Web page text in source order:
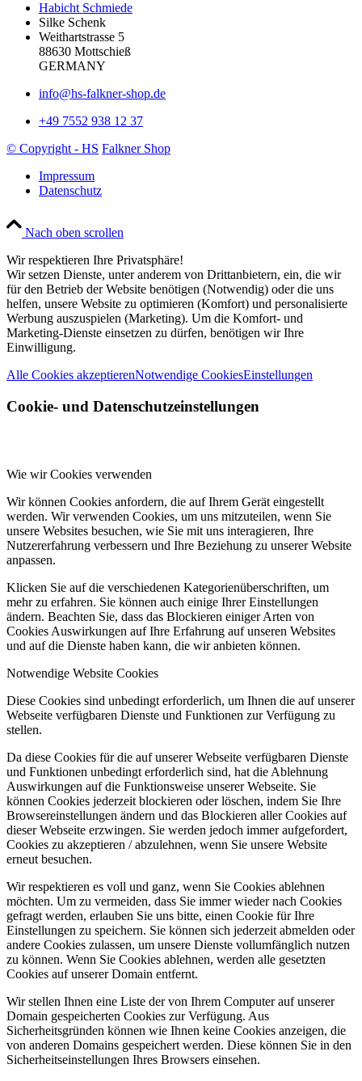
Habicht Schmiede
Silke Schenk
Weithartstrasse 5
88630 Mottschieß
GERMANY
info@hs-falkner-shop.de
+49 7552 938 12 37
© Copyright - HS Falkner Shop
Impressum
Datenschutz
Nach oben scrollen
Wir respektieren Ihre Privatsphäre!
Wir setzen Dienste, unter anderem von Drittanbietern, ein, die wir
für den Betrieb der Website benötigen (Notwendig) oder die uns
helfen, unsere Website zu optimieren (Komfort) und personalisierte
Werbung auszuspielen (Marketing). Um die Komfort- und
Marketing-Dienste einsetzen zu dürfen, benötigen wir Ihre
Einwilligung.
Alle Cookies akzeptierenNotwendige CookiesEinstellungen
Cookie- und Datenschutzeinstellungen
Wie wir Cookies verwenden
Wir können Cookies anfordern, die auf Ihrem Gerät eingestellt
werden. Wir verwenden Cookies, um uns mitzuteilen, wenn Sie
unsere Websites besuchen, wie Sie mit uns interagieren, Ihre
Nutzererfahrung verbessern und Ihre Beziehung zu unserer Website
anpassen.
Klicken Sie auf die verschiedenen Kategorienüberschriften, um
mehr zu erfahren. Sie können auch einige Ihrer Einstellungen
ändern. Beachten Sie, dass das Blockieren einiger Arten von
Cookies Auswirkungen auf Ihre Erfahrung auf unseren Websites
und auf die Dienste haben kann, die wir anbieten können.
Notwendige Website Cookies
Diese Cookies sind unbedingt erforderlich, um Ihnen die auf unserer
Webseite verfügbaren Dienste und Funktionen zur Verfügung zu
stellen.
Da diese Cookies für die auf unserer Webseite verfügbaren Dienste
und Funktionen unbedingt erforderlich sind, hat die Ablehnung
Auswirkungen auf die Funktionsweise unserer Webseite. Sie
können Cookies jederzeit blockieren oder löschen, indem Sie Ihre
Browsereinstellungen ändern und das Blockieren aller Cookies auf
dieser Webseite erzwingen. Sie werden jedoch immer aufgefordert,
Cookies zu akzeptieren / abzulehnen, wenn Sie unsere Website
erneut besuchen.
Wir respektieren es voll und ganz, wenn Sie Cookies ablehnen
möchten. Um zu vermeiden, dass Sie immer wieder nach Cookies
gefragt werden, erlauben Sie uns bitte, einen Cookie für Ihre
Einstellungen zu speichern. Sie können sich jederzeit abmelden oder
andere Cookies zulassen, um unsere Dienste vollumfänglich nutzen
zu können. Wenn Sie Cookies ablehnen, werden alle gesetzten
Cookies auf unserer Domain entfernt.
Wir stellen Ihnen eine Liste der von Ihrem Computer auf unserer
Domain gespeicherten Cookies zur Verfügung. Aus
Sicherheitsgründen können wie Ihnen keine Cookies anzeigen, die
von anderen Domains gespeichert werden. Diese können Sie in den
Sicherheitseinstellungen Ihres Browsers einsehen.